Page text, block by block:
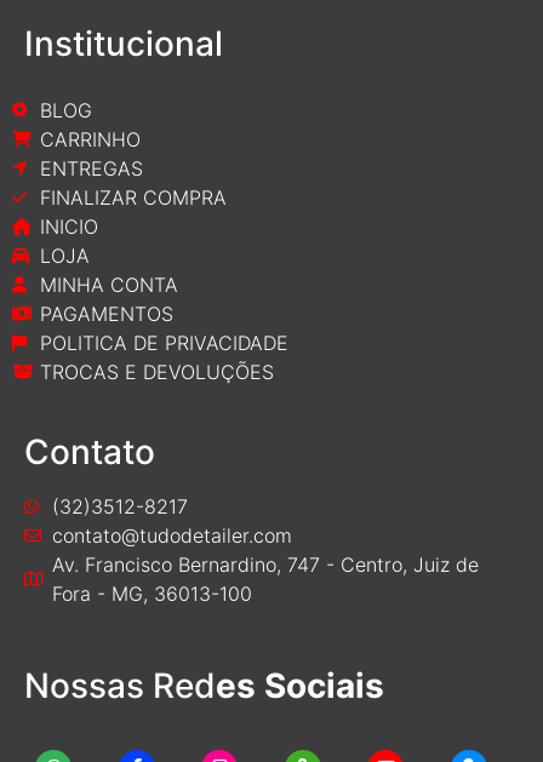
Institucional
BLOG
CARRINHO
ENTREGAS
FINALIZAR COMPRA
INICIO
LOJA
MINHA CONTA
PAGAMENTOS
POLITICA DE PRIVACIDADE
TROCAS E DEVOLUÇÕES
Contato
(32)3512-8217
contato@tudodetailer.com
Av. Francisco Bernardino, 747 - Centro, Juiz de
Fora - MG, 36013-100
Nossas Redes Sociais